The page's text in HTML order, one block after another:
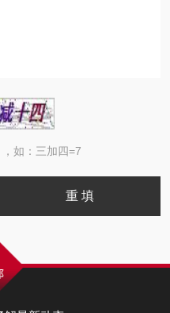
如：三加四=7